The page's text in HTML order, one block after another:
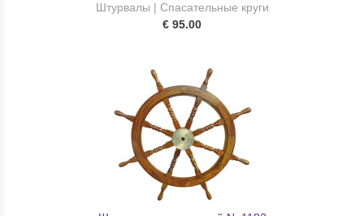
Штурвалы | Спасательные круги
€ 95.00